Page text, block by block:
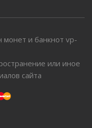
и банкнот vp-
или иное
сайта